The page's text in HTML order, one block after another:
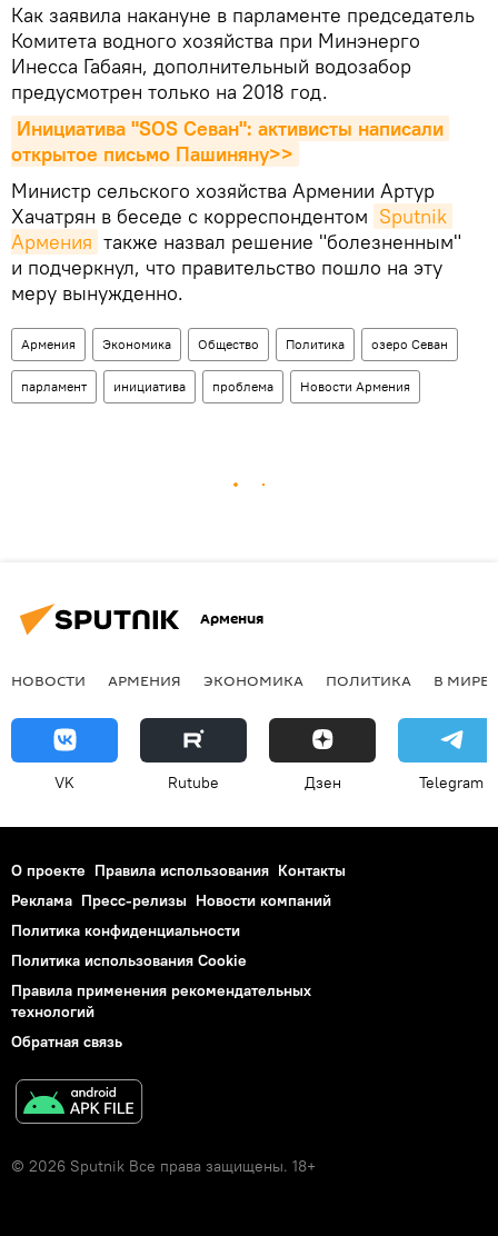
Как заявила накануне в парламенте председатель
Комитета водного хозяйства при Минэнерго
Инесса Габаян, дополнительный водозабор
предусмотрен только на 2018 год.
Инициатива "SOS Севан": активисты написали
открытое письмо Пашиняну>>
Министр сельского хозяйства Армении Артур
Хачатрян в беседе с корреспондентом Sputnik
Армения также назвал решение "болезненным"
и подчеркнул, что правительство пошло на эту
меру вынужденно.
Армения Экономика Общество Политика озеро Севан
парламент инициатива проблема Новости Армения
Армения
НОВОСТИ АРМЕНИЯ ЭКОНОМИКА ПОЛИТИКА В МИРЕ
VK Rutube Дзен Telegram
О проекте Правила использования Контакты
Реклама Пресс-релизы Новости компаний
Политика конфиденциальности
Политика использования Cookie
Правила применения рекомендательных
технологий
Обратная связь
© 2026 Sputnik Все права защищены. 18+